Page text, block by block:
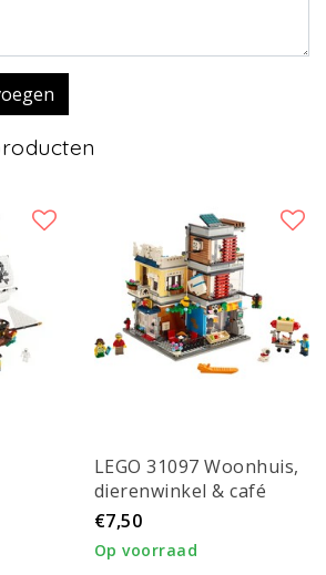
LEGO 31097 Woonhuis,
dierenwinkel & café
€7,50
Op voorraad